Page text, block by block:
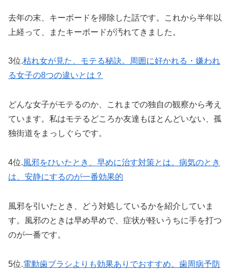
去年の末、キーボードを掃除した話です。これから半年以
上経って、またキーボードが汚れてきました。
3位.枯れ女が見た、モテる秘訣。周囲に好かれる・嫌われ
る女子の8つの違いとは？
どんな女子がモテるのか、これまでの独自の観察から考え
ています。私はモテるどころか友達もほとんどいない、孤
独街道をまっしぐらです。
4位.風邪をひいたとき、早めに治す対策とは。病気のとき
は、安静にするのが一番効果的
風邪を引いたとき、どう対処しているかを紹介していま
す。風邪のときは早め早めで、症状が軽いうちに手を打つ
のが一番です。
5位.電動歯ブラシよりも効果ありでおすすめ。歯周病予防